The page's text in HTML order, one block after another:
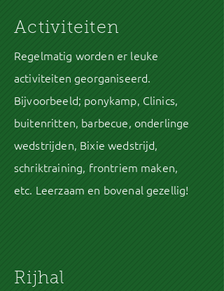
Activiteiten
Regelmatig worden er leuke
activiteiten georganiseerd.
Bijvoorbeeld; ponykamp, Clinics,
buitenritten, barbecue, onderlinge
wedstrijden, Bixie wedstrijd,
schriktraining, frontriem maken,
etc. Leerzaam en bovenal gezellig!
Rijhal